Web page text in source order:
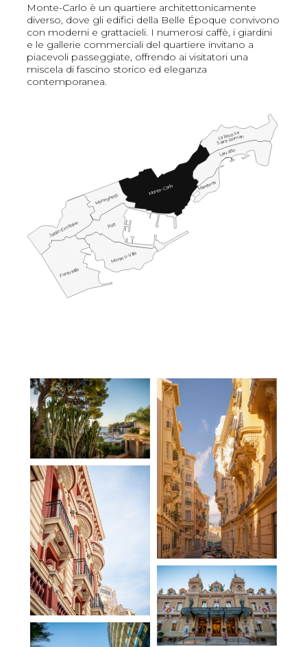
Monaco-Ville
Fontvieille
La Rousse
Saint-Roman
Larvotto
Moneghetti
Jardin Exotique Port
Monte-Carlo Mareterra
Monte-Carlo è un quartiere architettonicamente
diverso, dove gli edifici della Belle Époque convivono
con moderni e grattacieli. I numerosi caffè, i giardini
e le gallerie commerciali del quartiere invitano a
piacevoli passeggiate, offrendo ai visitatori una
miscela di fascino storico ed eleganza
contemporanea.